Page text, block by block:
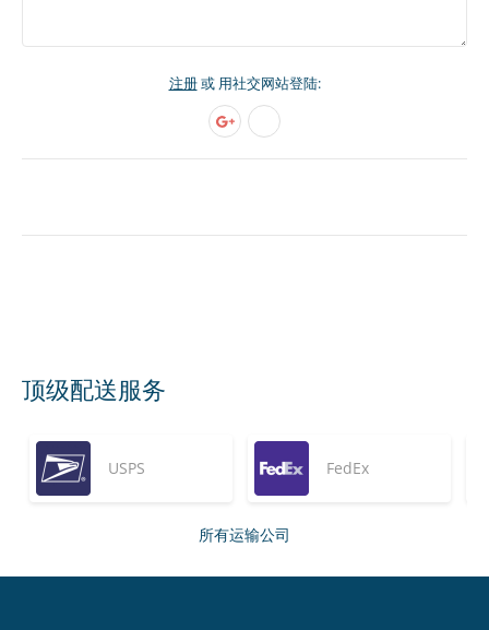
注册或 用社交网站登陆:
顶级配送服务
USPS FedEx
所有运输公司